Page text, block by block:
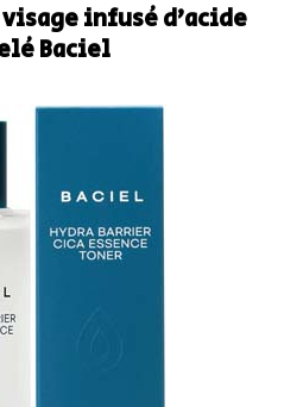
infusé d’acide
Baciel